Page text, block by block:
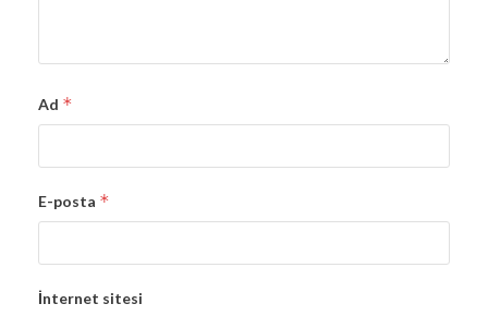
Ad *
E-posta *
İnternet sitesi